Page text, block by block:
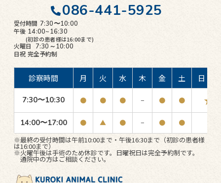
086-441-5925
受付時間 7:30〜10:00
午後 14:00~16:30
(初診の患者様は16:00まで)
火曜日 7:30～10:00
日祝 完全予約制
診察時間 月 火 水 木 金 土 日・祝
7:30〜10:30 ● ● ● − ● ● ★
14:00〜17:00 ● ▲ ● − ● ●
※最終の受付時間は午前10:00まで・午後16:30まで（初診の患者様
は16:00まで）
※火曜午後は手術のため休診です。日曜祝日は完全予約制です。
通院中の方はご相談ください。